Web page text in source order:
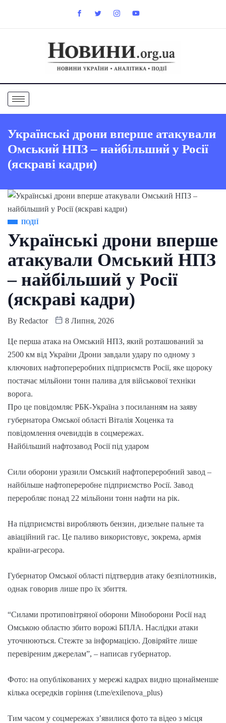
Українські дрони вперше атакували
Омський НПЗ – найбільший у Росії
(яскраві кадри)
ПОДІЇ
Українські дрони вперше
атакували Омський НПЗ
– найбільший у Росії
(яскраві кадри)
By Redactor 8 Липня, 2026
Це перша атака на Омський НПЗ, який розташований за
2500 км від України Дрони завдали удару по одному з
ключових нафтопереробних підприємств Росії, яке щороку
постачає мільйони тонн палива для військової техніки
ворога.
Про це повідомляє РБК-Україна з посиланням на заяву
губернатора Омської області Віталія Хоценка та
повідомлення очевидців в соцмережах.
Найбільший нафтозавод Росії під ударом
Сили оборони уразили Омський нафтопереробний завод –
найбільше нафтопереробне підприємство Росії. Завод
переробляє понад 22 мільйони тонн нафти на рік.
На підприємстві виробляють бензин, дизельне пальне та
авіаційний гас. Це паливо використовує, зокрема, армія
країни-агресора.
Губернатор Омської області підтвердив атаку безпілотників,
однак говорив лише про їх збиття.
“Силами протиповітряної оборони Міноборони Росії над
Омською областю збито ворожі БПЛА. Наслідки атаки
уточнюються. Стежте за інформацією. Довіряйте лише
перевіреним джерелам”, – написав губернатор.
Фото: на опублікованих у мережі кадрах видно щонайменше
кілька осередків горіння (t.me/exilenova_plus)
Тим часом у соцмережах з’явилися фото та відео з місця